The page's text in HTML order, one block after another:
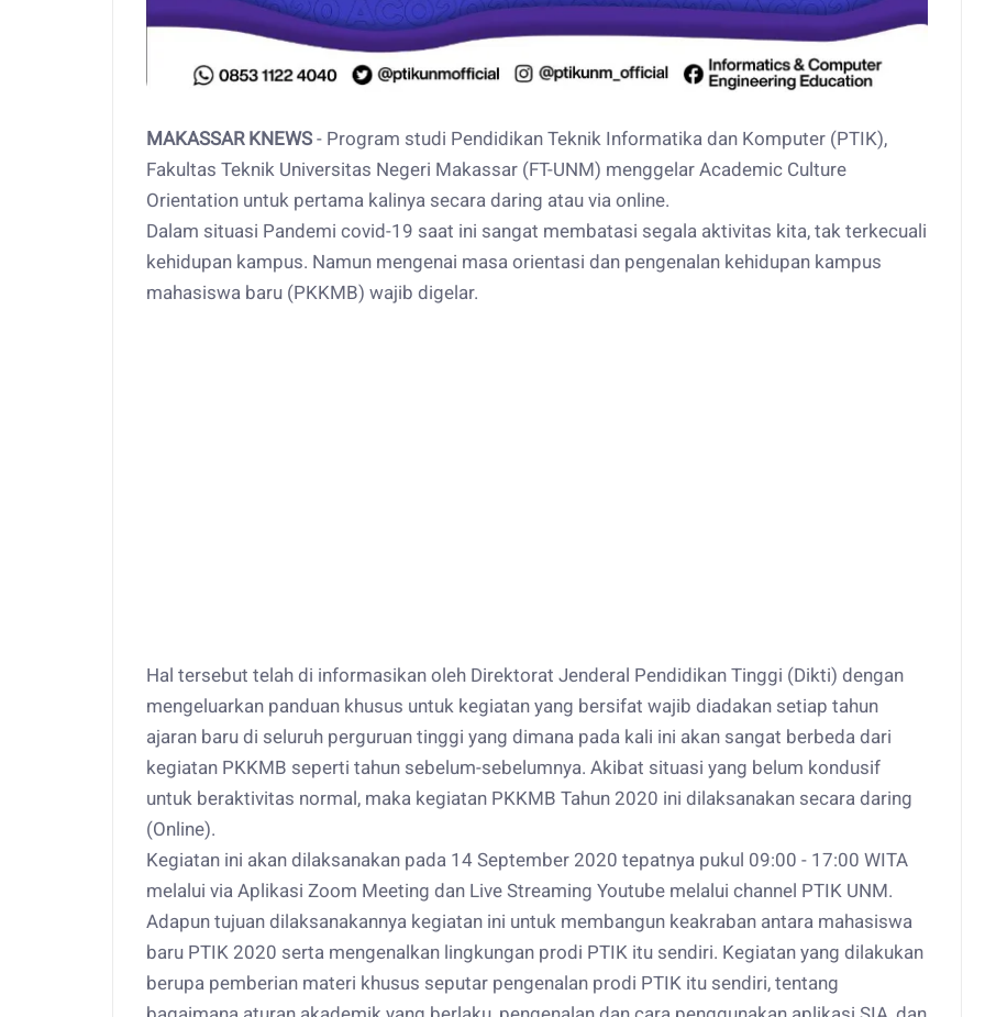
MAKASSAR KNEWS - Program studi Pendidikan Teknik Informatika dan Komputer (PTIK),
Fakultas Teknik Universitas Negeri Makassar (FT-UNM) menggelar Academic Culture
Orientation untuk pertama kalinya secara daring atau via online.
Dalam situasi Pandemi covid-19 saat ini sangat membatasi segala aktivitas kita, tak terkecuali
kehidupan kampus. Namun mengenai masa orientasi dan pengenalan kehidupan kampus
mahasiswa baru (PKKMB) wajib digelar.
Hal tersebut telah di informasikan oleh Direktorat Jenderal Pendidikan Tinggi (Dikti) dengan
mengeluarkan panduan khusus untuk kegiatan yang bersifat wajib diadakan setiap tahun
ajaran baru di seluruh perguruan tinggi yang dimana pada kali ini akan sangat berbeda dari
kegiatan PKKMB seperti tahun sebelum-sebelumnya. Akibat situasi yang belum kondusif
untuk beraktivitas normal, maka kegiatan PKKMB Tahun 2020 ini dilaksanakan secara daring
(Online).
Kegiatan ini akan dilaksanakan pada 14 September 2020 tepatnya pukul 09:00 - 17:00 WITA
melalui via Aplikasi Zoom Meeting dan Live Streaming Youtube melalui channel PTIK UNM.
Adapun tujuan dilaksanakannya kegiatan ini untuk membangun keakraban antara mahasiswa
baru PTIK 2020 serta mengenalkan lingkungan prodi PTIK itu sendiri. Kegiatan yang dilakukan
berupa pemberian materi khusus seputar pengenalan prodi PTIK itu sendiri, tentang